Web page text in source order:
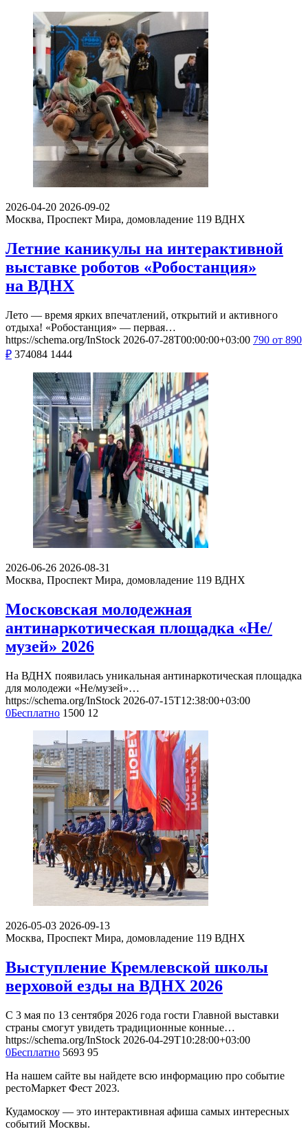
2026-04-20 2026-09-02
Москва, Проспект Мира, домовладение 119 ВДНХ
Летние каникулы на интерактивной
выставке роботов «Робостанция»
на ВДНХ
Лето — время ярких впечатлений, открытий и активного
отдыха! «Робостанция» — первая…
https://schema.org/InStock 2026-07-28T00:00:00+03:00 790 от 890
₽ 374084 1444
2026-06-26 2026-08-31
Москва, Проспект Мира, домовладение 119 ВДНХ
Московская молодежная
антинаркотическая площадка «Не/
музей» 2026
На ВДНХ появилась уникальная антинаркотическая площадка
для молодежи «Не/музей»…
https://schema.org/InStock 2026-07-15T12:38:00+03:00
0Бесплатно 1500 12
2026-05-03 2026-09-13
Москва, Проспект Мира, домовладение 119 ВДНХ
Выступление Кремлевской школы
верховой езды на ВДНХ 2026
С 3 мая по 13 сентября 2026 года гости Главной выставки
страны смогут увидеть традиционные конные…
https://schema.org/InStock 2026-04-29T10:28:00+03:00
0Бесплатно 5693 95
На нашем сайте вы найдете всю информацию про событие
рестоМаркет Фест 2023.
Кудамоскоу — это интерактивная афиша самых интересных
событий Москвы.